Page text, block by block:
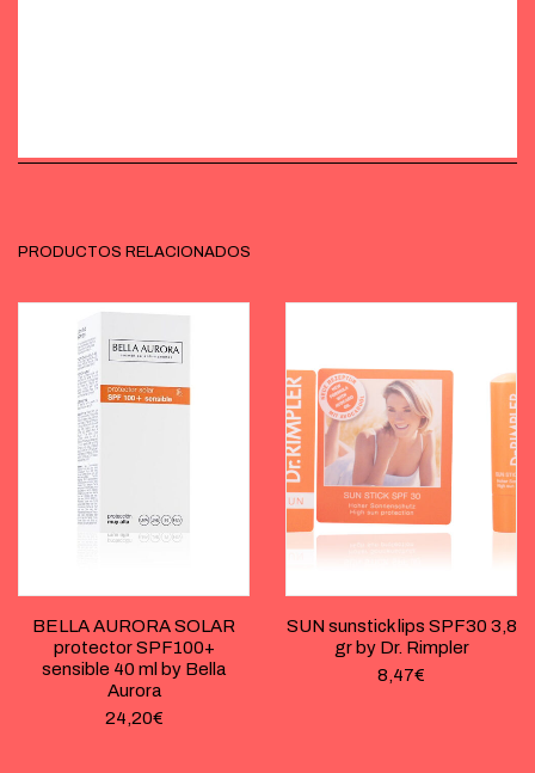
PRODUCTOS RELACIONADOS
BELLA AURORA SOLAR
protector SPF100+
sensible 40 ml by Bella
Aurora
24,20€
SUN sunstick lips SPF30 3,8
gr by Dr. Rimpler
8,47€